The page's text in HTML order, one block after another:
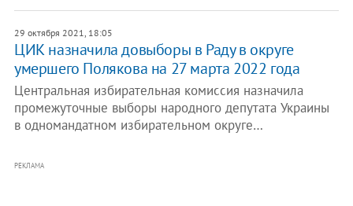
29 октября 2021, 18:05
ЦИК назначила довыборы в Раду в округе
умершего Полякова на 27 марта 2022 года
Центральная избирательная комиссия назначила
промежуточные выборы народного депутата Украины
в одномандатном избирательном округе…
РЕКЛАМА